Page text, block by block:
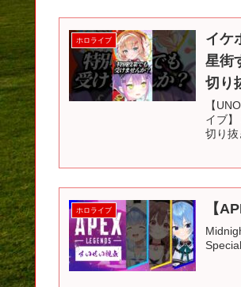
ホロライブ
イケ
星街
切り
【
イブ
切り
ホロライブ 【